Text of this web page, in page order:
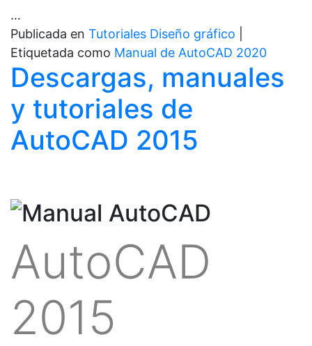
…
Publicada en Tutoriales Diseño gráfico
Etiquetada como Manual de AutoCAD 2020
Descargas, manuales
y tutoriales de
AutoCAD 2015
AutoCAD
2015